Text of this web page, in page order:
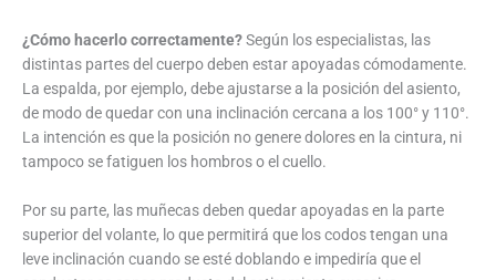
¿Cómo hacerlo correctamente?Según los especialistas, las
distintas partes del cuerpo deben estar apoyadas cómodamente.
La espalda, por ejemplo, debe ajustarse a la posición del asiento,
de modo de quedar con una inclinación cercana a los 100° y 110°.
La intención es que la posición no genere dolores en la cintura, ni
tampoco se fatiguen los hombros o el cuello.
Por su parte, las muñecas deben quedar apoyadas en la parte
superior del volante, lo que permitirá que los codos tengan una
leve inclinación cuando se esté doblando e impediría que el